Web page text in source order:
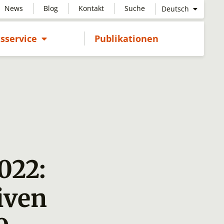
Untermenü öffnenPublikationen
News Blog Kontakt Suche Deutsch